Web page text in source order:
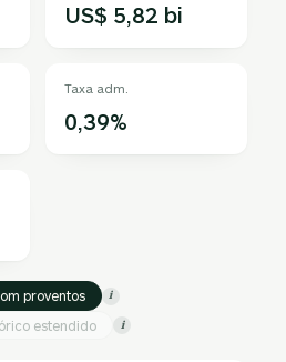
US$ 5,82 bi
Taxa adm.
0,39%
proventos i
estendido i